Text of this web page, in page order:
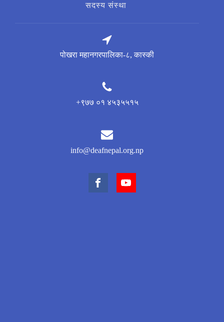
सदस्य संस्था
पोखरा महानगरपालिका-८, कास्की
+९७७ ०१ ४५३५५१५
info@deafnepal.org.np